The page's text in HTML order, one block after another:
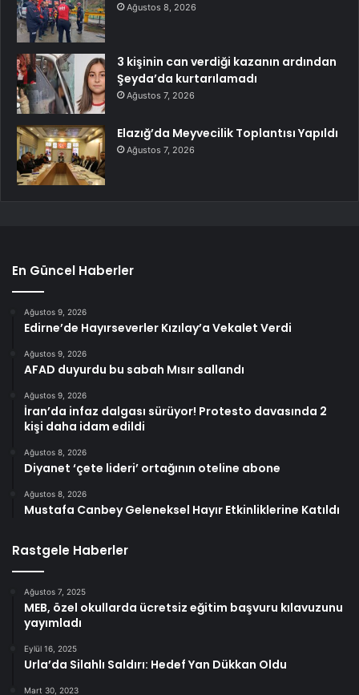
Ağustos 8, 2026
3 kişinin can verdiği kazanın ardından
Şeyda’da kurtarılamadı
Ağustos 7, 2026
Elazığ’da Meyvecilik Toplantısı Yapıldı
Ağustos 7, 2026
En Güncel Haberler
Ağustos 9, 2026
Edirne’de Hayırseverler Kızılay’a Vekalet Verdi
Ağustos 9, 2026
AFAD duyurdu bu sabah Mısır sallandı
Ağustos 9, 2026
İran’da infaz dalgası sürüyor! Protesto davasında 2
kişi daha idam edildi
Ağustos 8, 2026
Diyanet ‘çete lideri’ ortağının oteline abone
Ağustos 8, 2026
Mustafa Canbey Geleneksel Hayır Etkinliklerine Katıldı
Rastgele Haberler
Ağustos 7, 2025
MEB, özel okullarda ücretsiz eğitim başvuru kılavuzunu
yayımladı
Eylül 16, 2025
Urla’da Silahlı Saldırı: Hedef Yan Dükkan Oldu
Mart 30, 2023